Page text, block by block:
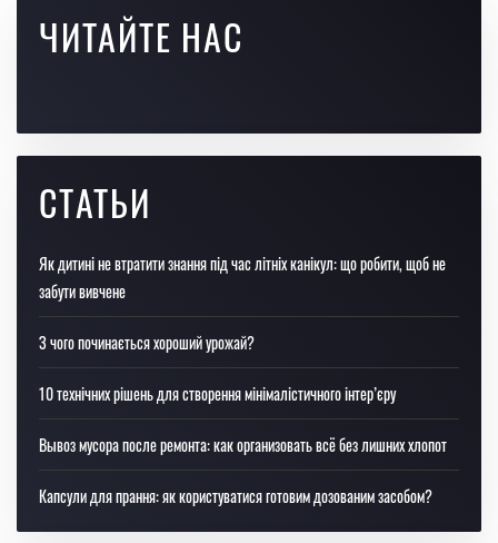
ЧИТАЙТЕ НАС
СТАТЬИ
Як дитині не втратити знання під час літніх канікул: що робити, щоб не
забути вивчене
З чого починається хороший урожай?
10 технічних рішень для створення мінімалістичного інтер’єру
Вывоз мусора после ремонта: как организовать всё без лишних хлопот
Капсули для прання: як користуватися готовим дозованим засобом?